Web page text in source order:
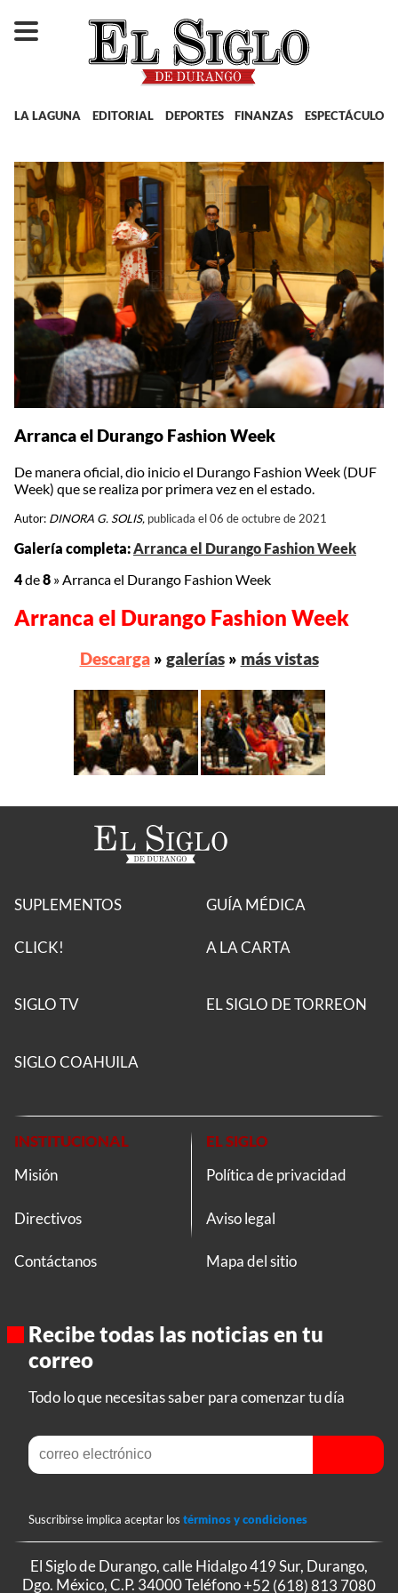
LA LAGUNA EDITORIAL DEPORTES FINANZAS ESPECTÁCULOS
Arranca el Durango Fashion Week
De manera oficial, dio inicio el Durango Fashion Week (DUF
Week) que se realiza por primera vez en el estado.
Autor: DINORA G. SOLIS, publicada el 06 de octubre de 2021
Galería completa: Arranca el Durango Fashion Week
4de8 » Arranca el Durango Fashion Week
Arranca el Durango Fashion Week
Descarga» galerías» más vistas
SUPLEMENTOS
CLICK!
GUÍA MÉDICA
A LA CARTA
SIGLO TV EL SIGLO DE TORREON
SIGLO COAHUILA
INSTITUCIONAL
Misión
Directivos
Contáctanos
EL SIGLO
Política de privacidad
Aviso legal
Mapa del sitio
Recibe todas las noticias en tu
correo
Todo lo que necesitas saber para comenzar tu día
Suscribirse implica aceptar los términos y condiciones
El Siglo de Durango, calle Hidalgo 419 Sur, Durango,
Dgo. México, C.P. 34000 Teléfono+52 (618) 813 7080